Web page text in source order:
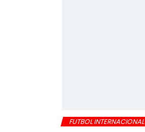
FUTBOL INTERNACIONAL